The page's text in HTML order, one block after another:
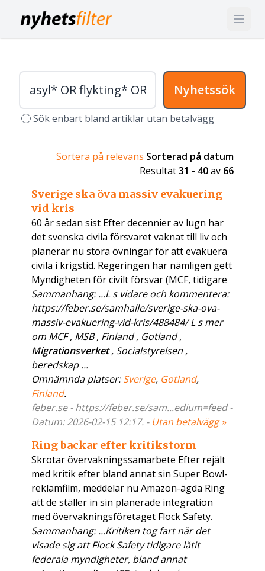
Nyhetssök
Sök enbart bland artiklar utan betalvägg
Sortera på relevans Sorterad på datum
Resultat31 - 40av 66
Sverige ska öva massiv evakuering
vid kris
60 år sedan sist Efter decennier av lugn har
det svenska civila försvaret vaknat till liv och
planerar nu stora övningar för att evakuera
civila i krigstid. Regeringen har nämligen gett
Myndigheten för civilt försvar (MCF, tidigare
Sammanhang: ...L s vidare och kommentera:
https://feber.se/samhalle/sverige-ska-ova-
massiv-evakuering-vid-kris/488484/ L s mer
om MCF , MSB , Finland , Gotland ,
Migrationsverket, Socialstyrelsen ,
beredskap ...
Omnämnda platser:Sverige, Gotland,
Finland.
feber.se - https://feber.se/sam...edium=feed -
Datum: 2026-02-15 12:17. - Utan betalvägg »
Ring backar efter kritikstorm
Skrotar övervakningssamarbete Efter rejält
med kritik efter bland annat sin Super Bowl-
reklamfilm, meddelar nu Amazon-ägda Ring
att de ställer in sin planerade integration
med övervakningsföretaget Flock Safety.
Sammanhang: ...Kritiken tog fart när det
visade sig att Flock Safety tidigare låtit
federala myndigheter, bland annat